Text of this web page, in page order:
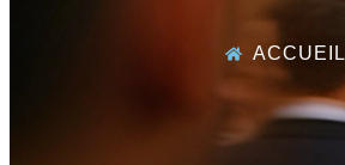
ACCUEIL